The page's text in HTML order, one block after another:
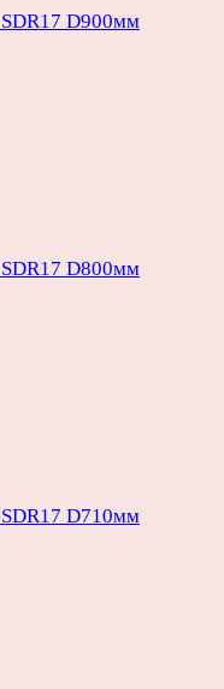
D900мм
D800мм
D710мм